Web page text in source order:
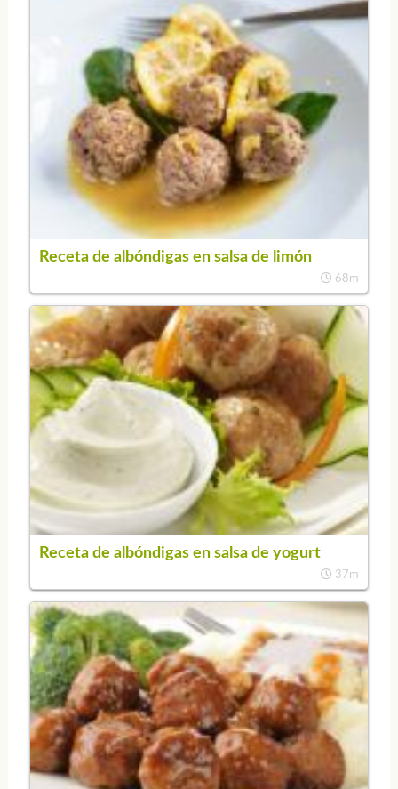
Receta de albóndigas en salsa de limón
68m
Receta de albóndigas en salsa de yogurt
37m